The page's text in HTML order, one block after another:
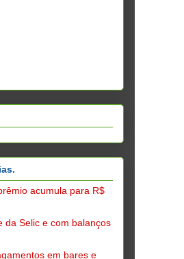
acumula para R$
da Selic e com balanços
em bares e